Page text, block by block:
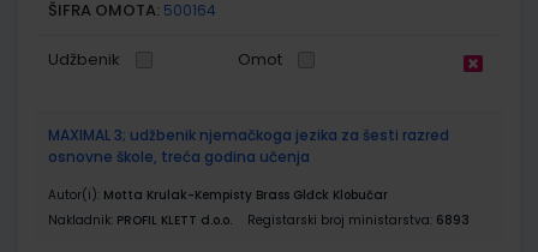
ŠIFRA OMOTA: 500164
Udžbenik Omot
MAXIMAL 3; udžbenik njemačkoga jezika za šesti razred
osnovne škole, treća godina učenja
Autor(i): Motta Krulak-Kempisty Brass Glđck Klobučar
Nakladnik: PROFIL KLETT d.o.o. Registarski broj ministarstva: 6893